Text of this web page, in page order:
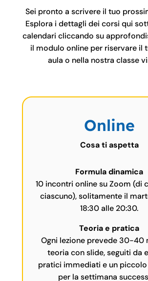
Sei pronto a scrivere il tuo
Esplora i dettagli dei corsi qui
calendari cliccando su
il modulo online per riservare il
aula o nella nostra classe
Online
Cosa ti aspetta
Formula dinamica
10 incontri online su Zoom (di
ciascuno), solitamente il
18:30 alle 20:30.
Teoria e pratica
Ogni lezione prevede 30-40
teoria con slide, seguiti da
pratici immediati e un
per la settimana